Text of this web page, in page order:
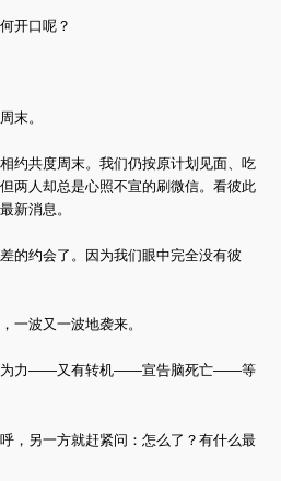
开口呢？
末。
约共度周末。我们仍按原计划见面、吃
两人却总是心照不宣的刷微信。看彼此
新消息。
的约会了。因为我们眼中完全没有彼
一波又一波地袭来。
为力——又有转机——宣告脑死亡——等
，另一方就赶紧问：怎么了？有什么最